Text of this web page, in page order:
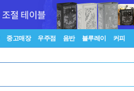
중고매장 우주점 음반 블루레이 커피